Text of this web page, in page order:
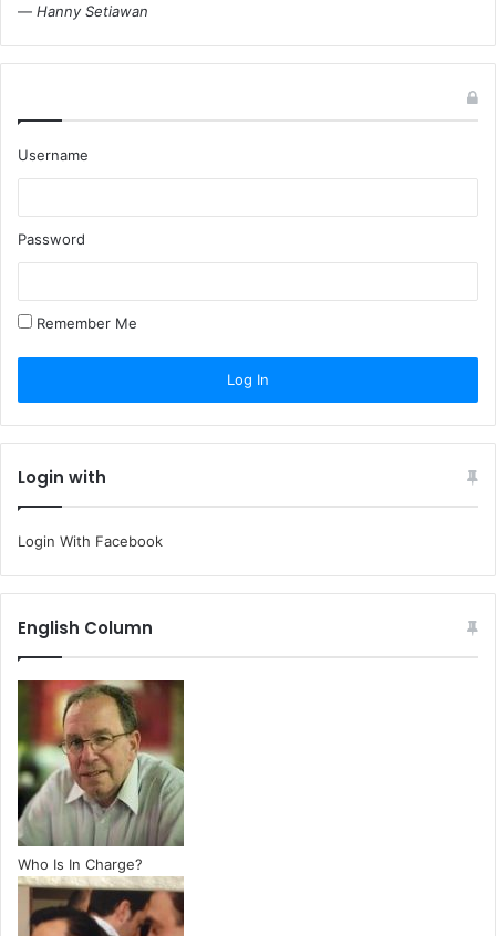
— Hanny Setiawan
Username
Password
Remember Me
Login with
Login With Facebook
English Column
Who Is In Charge?